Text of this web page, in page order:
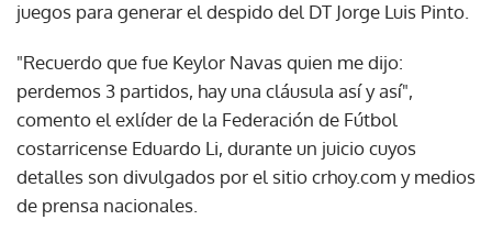
juegos para generar el despido del DT Jorge Luis Pinto.
"Recuerdo que fue Keylor Navas quien me dijo:
perdemos 3 partidos, hay una cláusula así y así",
comento el exlíder de la Federación de Fútbol
costarricense Eduardo Li, durante un juicio cuyos
detalles son divulgados por el sitio crhoy.com y medios
de prensa nacionales.